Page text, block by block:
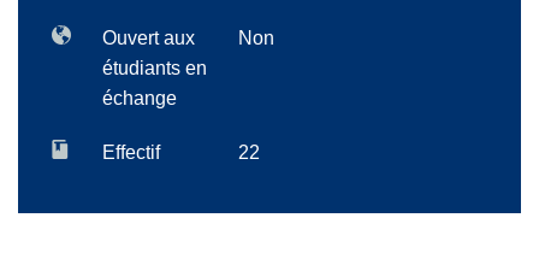
Ouvert aux
étudiants en
échange
Non
Effectif 22